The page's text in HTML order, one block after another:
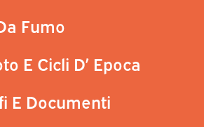
Fumo
E Cicli D’ Epoca
E Documenti